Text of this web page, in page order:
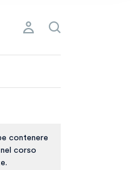
contenere
corso